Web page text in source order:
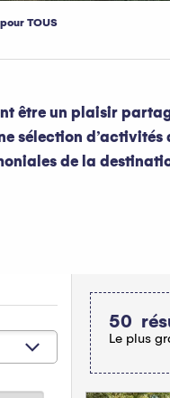
TOUS
être un plaisir
sélection
de la
aux
50
Le plus